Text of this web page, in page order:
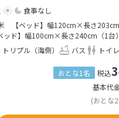
食事なし
【ベッド】幅120cm×長さ203cm
ッド】幅100cm×長さ240cm（1台）
トリプル（海側） バス トイレ
おとな1名 税込
基本代
(おとな